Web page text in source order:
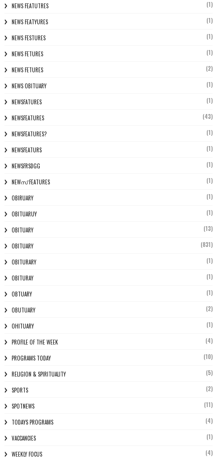
NEWS FEATUTRES (1)
NEWS FEATYURES (1)
NEWS FESTURES (1)
NEWS FETURES (1)
NEWS FETURES (2)
NEWS OBITUARY (1)
NEWSFATURES (1)
NEWSFEATURES (43)
NEWSFEATURES? (1)
NEWSFEATURS (1)
NEWSFRSDGG (1)
NEWസ് FEATURES (1)
OBIRUARY (1)
OBITUARUY (1)
OBITUARY (13)
OBITUARY (831)
OBITURARY (1)
OBITURAY (1)
OBTUARY (1)
OBUTUARY (2)
OHITUARY (1)
PROFILE OF THE WEEK (4)
PROGRAMS TODAY (10)
RELIGION & SPIRITUALITY (5)
SPORTS (2)
SPOTNEWS (11)
TODAYS PROGRAMS (4)
VACCANCIES (1)
WEEKLY FOCUS (4)